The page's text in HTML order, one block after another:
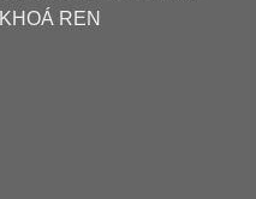
KHOÁ REN